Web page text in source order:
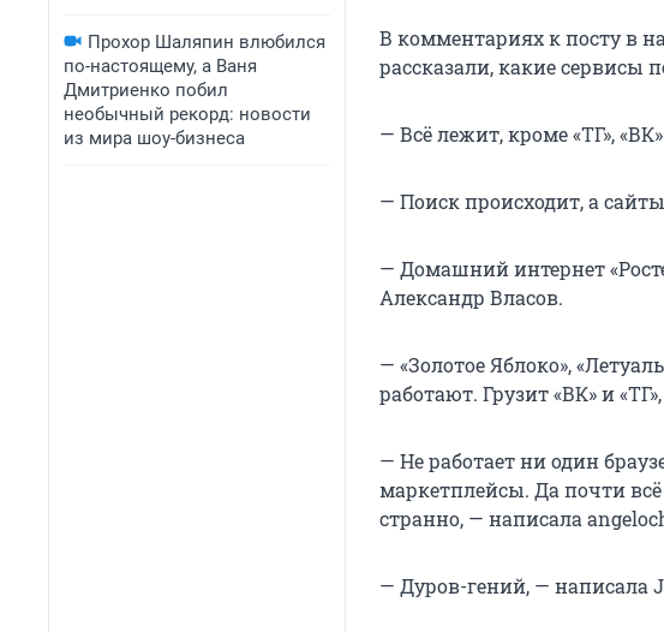
Прохор Шаляпин влюбился
по-настоящему, а Ваня
Дмитриенко побил
необычный рекорд: новости
из мира шоу-бизнеса
В комментариях к посту в
рассказали, какие сервисы
— Всё лежит, кроме «ТГ»,
— Поиск происходит, а
— Домашний интернет
Александр Власов.
— «Золотое Яблоко»,
работают. Грузит «ВК» и
— Не работает ни один
маркетплейсы. Да почти всё
странно, — написала
— Дуров-гений, — написала